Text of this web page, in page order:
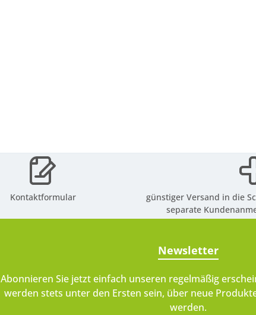
Kontaktformular günstiger Versand in die
separate
Newsletter
Abonnieren Sie jetzt einfach unseren regelmäßig
werden stets unter den Ersten sein, über neue
werden.